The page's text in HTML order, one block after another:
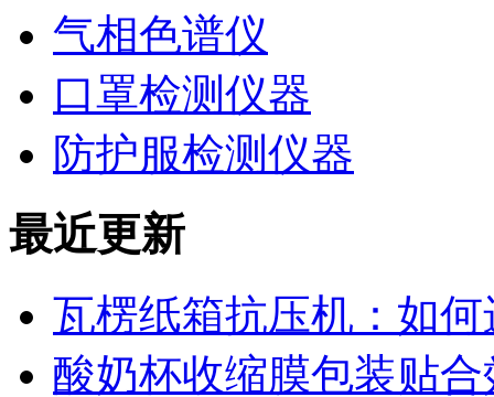
气相色谱仪
口罩检测仪器
防护服检测仪器
最近更新
瓦楞纸箱抗压机：如
酸奶杯收缩膜包装贴